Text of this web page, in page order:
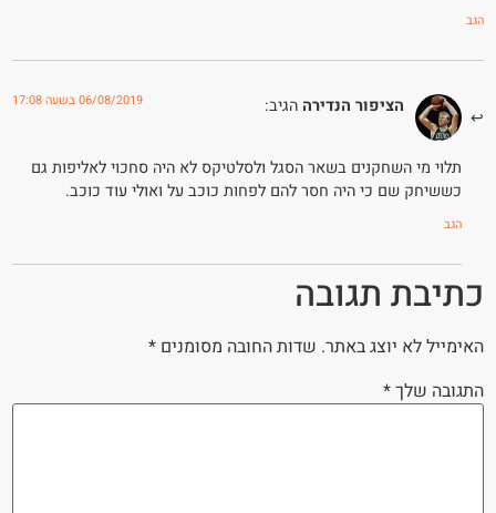
הגב
הציפור הנדירה הגיב: 06/08/2019 בשעה 17:08
תלוי מי השחקנים בשאר הסגל ולסלטיקס לא היה סחכוי לאליפות גם
כששיחק שם כי היה חסר להם לפחות כוכב על ואולי עוד כוכב.
הגב
כתיבת תגובה
האימייל לא יוצג באתר. שדות החובה מסומנים *
התגובה שלך*